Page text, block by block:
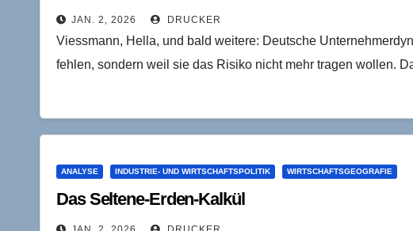
JAN. 2, 2026 DRUCKER
Viessmann, Hella, und bald weitere: Deutsche
fehlen, sondern weil sie das Risiko nicht mehr tragen wollen.
ANALYSE INDUSTRIE- UND WIRTSCHAFTSPOLITIK WIRTSCHAFTSGEOGRAFIE
Das Seltene-Erden-Kalkül